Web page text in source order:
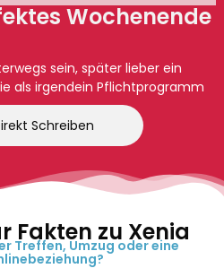
Wochenende
sein, später lieber ein
als irgendein Pflichtprogramm
Schreiben
Fakten zu Xenia
Treffen, Umzug oder eine